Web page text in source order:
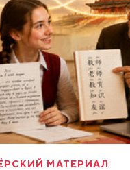
МАТЕРИАЛ